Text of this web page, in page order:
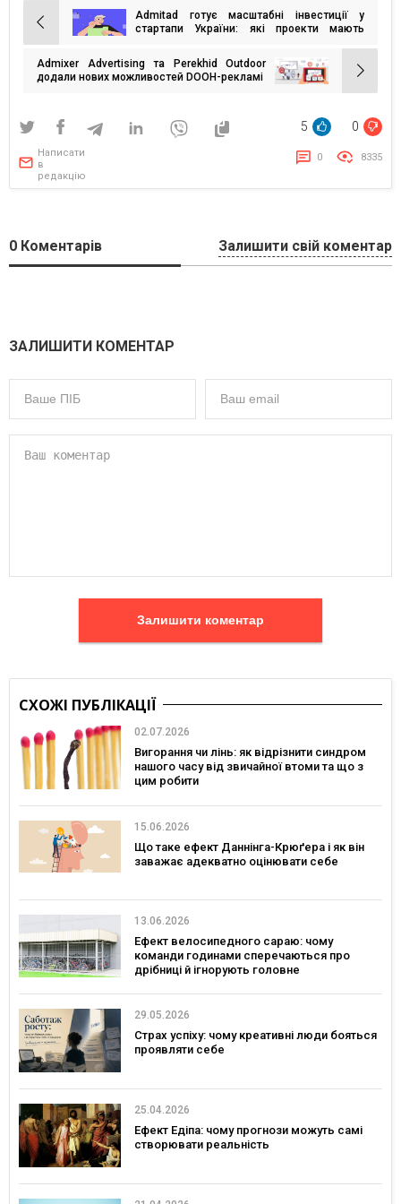
Навігація
записів
Admitad готує масштабні інвестиції у
стартапи України: які проекти мають
Admixer Advertising та Perekhid Outdoor
додали нових можливостей DOOH-рекламі
5 0
Написати
в
редакцію
0 8335
0 Коментарів Залишити свій коментар
ЗАЛИШИТИ КОМЕНТАР
Залишити коментар
СХОЖІ ПУБЛІКАЦІЇ
02.07.2026
Вигорання чи лінь: як відрізнити синдром
нашого часу від звичайної втоми та що з
цим робити
15.06.2026
Що таке ефект Даннінга-Крюґера і як він
заважає адекватно оцінювати себе
13.06.2026
Ефект велосипедного сараю: чому
команди годинами сперечаються про
дрібниці й ігнорують головне
29.05.2026
Страх успіху: чому креативні люди бояться
проявляти себе
25.04.2026
Ефект Едіпа: чому прогнози можуть самі
створювати реальність